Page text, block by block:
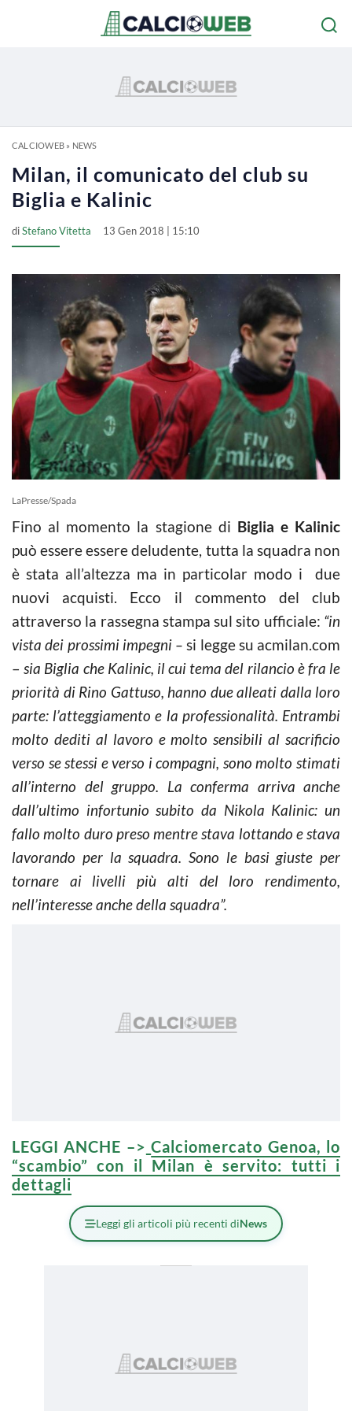
CALCIOWEB» NEWS
Milan, il comunicato del club su
Biglia e Kalinic
diStefano Vitetta 13 Gen 2018 | 15:10
LaPresse/Spada
Fino al momento la stagione di Biglia e Kalinic
può essere essere deludente, tutta la squadra non
è stata all’altezza ma in particolar modo i due
nuovi acquisti. Ecco il commento del club
attraverso la rassegna stampa sul sito ufficiale: “in
vista dei prossimi impegni – si legge su acmilan.com
–sia Biglia che Kalinic, il cui tema del rilancio è fra le
priorità di Rino Gattuso, hanno due alleati dalla loro
parte: l’atteggiamento e la professionalità. Entrambi
molto dediti al lavoro e molto sensibili al sacrificio
verso se stessi e verso i compagni, sono molto stimati
all’interno del gruppo. La conferma arriva anche
dall’ultimo infortunio subito da Nikola Kalinic: un
fallo molto duro preso mentre stava lottando e stava
lavorando per la squadra. Sono le basi giuste per
tornare ai livelli più alti del loro rendimento,
nell’interesse anche della squadra”.
LEGGI ANCHE –> Calciomercato Genoa, lo
“scambio” con il Milan è servito: tutti i
dettagli
Leggi gli articoli più recenti diNews